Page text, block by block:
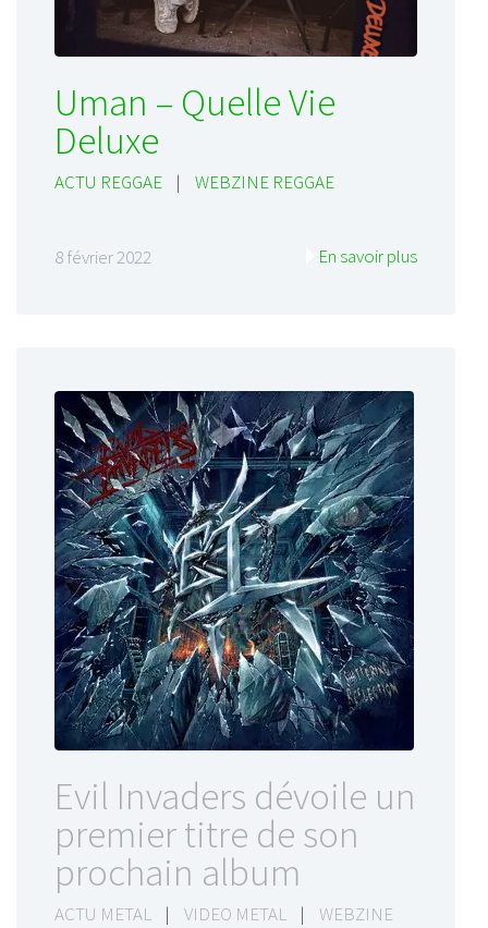
Uman – Quelle Vie
Deluxe
ACTU REGGAE | WEBZINE REGGAE
8 février 2022 En savoir plus
Evil Invaders dévoile un
premier titre de son
prochain album
ACTU METAL | VIDEO METAL |
WEBZINE